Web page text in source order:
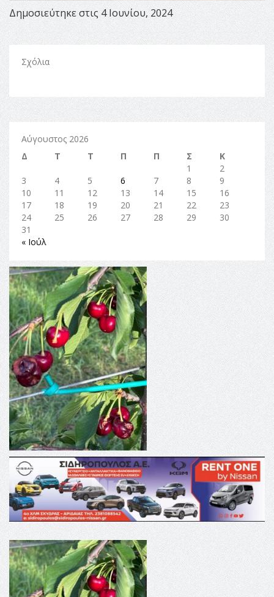
Δημοσιεύτηκε στις 4 Ιουνίου, 2024
Σχόλια
Αύγουστος 2026
Δ
Τ Τ Π Π Σ
Κ
1
2
3
4 5 6 7 8
9
10
11 12 13 14 15
16
17
18 19 20 21 22
23
24
25 26 27 28 29
30
31
« Ιούλ